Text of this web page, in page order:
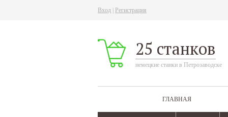
Вход Регистрация
25 станков
немецкие станки в Петрозаводске
ГЛАВНАЯ